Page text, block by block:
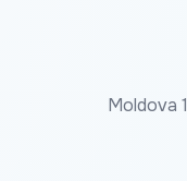
Moldova 1